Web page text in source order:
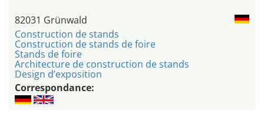
82031 Grünwald
Construction de stands
Construction de stands de foire
Stands de foire
Architecture de construction de stands
Design d’exposition
Correspondance: